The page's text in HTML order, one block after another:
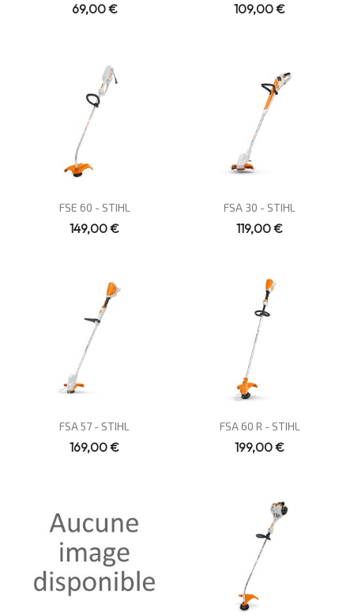
69,00 € 109,00 €
Vue rapide
FSE 60 - STIHL
149,00 €
Vue rapide
FSA 30 - STIHL
119,00 €
Vue rapide
FSA 57 - STIHL
169,00 €
 Vue rapide
FSA 60 R - STIHL
199,00 €